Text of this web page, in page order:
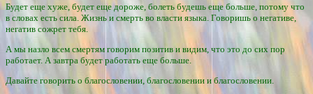
Будет еще хуже, будет еще дороже, болеть будешь еще больше, потому что
в словах есть сила. Жизнь и смерть во власти языка. Говоришь о негативе,
негатив сожрет тебя.
А мы назло всем смертям говорим позитив и видим, что это до сих пор
работает. А завтра будет работать еще больше.
Давайте говорить о благословении, благословении и благословении.